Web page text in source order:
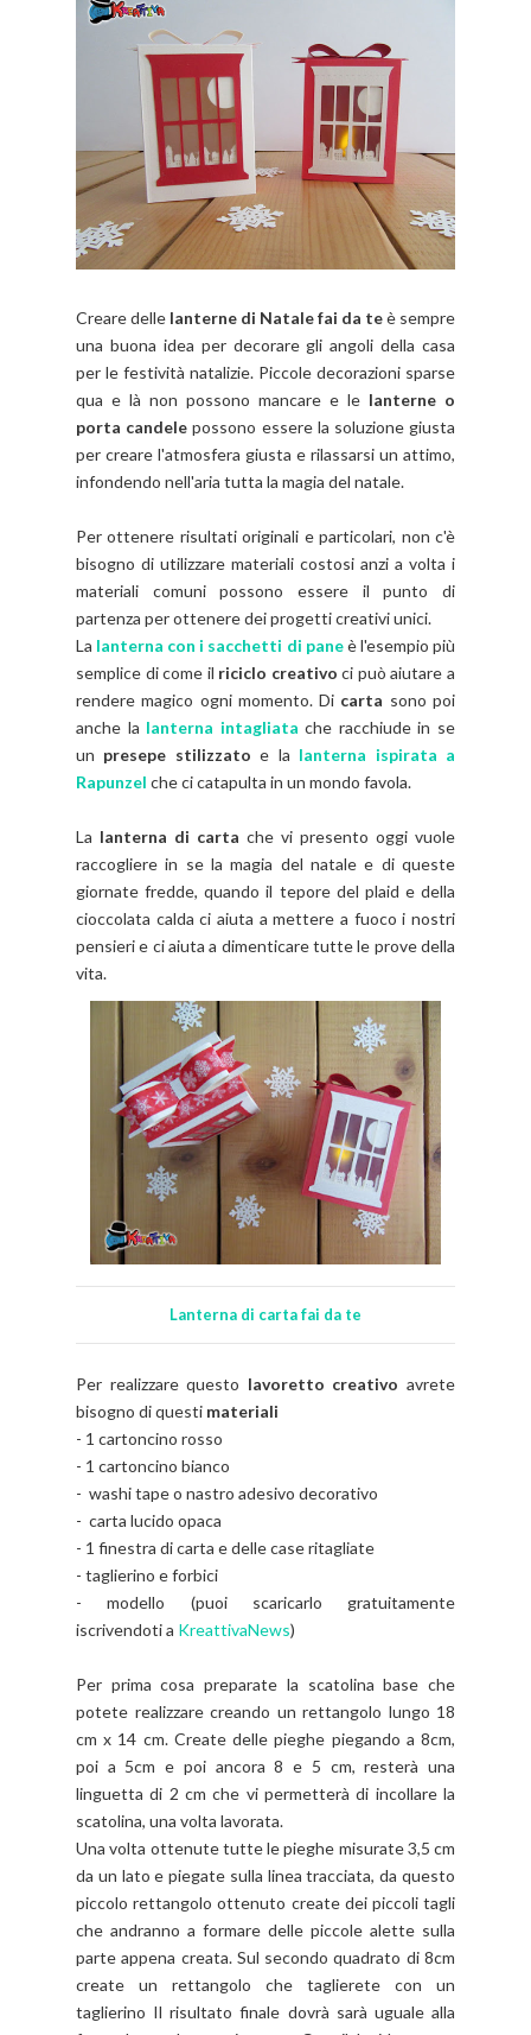
Creare delle lanterne di Natale fai da teè sempre
una buona idea per decorare gli angoli della casa
per le festività natalizie. Piccole decorazioni sparse
qua e là non possono mancare e le lanterne o
porta candele possono essere la soluzione giusta
per creare l'atmosfera giusta e rilassarsi un attimo,
infondendo nell'aria tutta la magia del natale.
Per ottenere risultati originali e particolari, non c'è
bisogno di utilizzare materiali costosi anzi a volta i
materiali comuni possono essere il punto di
partenza per ottenere dei progetti creativi unici.
La lanterna con i sacchetti di paneè l'esempio più
semplice di come il riciclo creativo ci può aiutare a
rendere magico ogni momento. Di carta sono poi
anche la lanterna intagliata che racchiude in se
un presepe stilizzato e la lanterna ispirata a
Rapunzel che ci catapulta in un mondo favola.
La lanterna di carta che vi presento oggi vuole
raccogliere in se la magia del natale e di queste
giornate fredde, quando il tepore del plaid e della
cioccolata calda ci aiuta a mettere a fuoco i nostri
pensieri e ci aiuta a dimenticare tutte le prove della
vita.
Lanterna di carta fai da te
Per realizzare questo lavoretto creativo avrete
bisogno di questi materiali
- 1 cartoncino rosso
- 1 cartoncino bianco
- washi tape o nastro adesivo decorativo
- carta lucido opaca
- 1 finestra di carta e delle case ritagliate
- taglierino e forbici
- modello (puoi scaricarlo gratuitamente
iscrivendoti a KreattivaNews)
Per prima cosa preparate la scatolina base che
potete realizzare creando un rettangolo lungo 18
cm x 14 cm. Create delle pieghe piegando a 8cm,
poi a 5cm e poi ancora 8 e 5 cm, resterà una
linguetta di 2 cm che vi permetterà di incollare la
scatolina, una volta lavorata.
Una volta ottenute tutte le pieghe misurate 3,5 cm
da un lato e piegate sulla linea tracciata, da questo
piccolo rettangolo ottenuto create dei piccoli tagli
che andranno a formare delle piccole alette sulla
parte appena creata. Sul secondo quadrato di 8cm
create un rettangolo che taglierete con un
taglierino Il risultato finale dovrà sarà uguale alla